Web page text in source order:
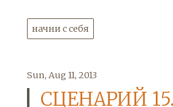
начни с себя
Sun, Aug 11, 2013
СЦЕНАРИЙ 15.